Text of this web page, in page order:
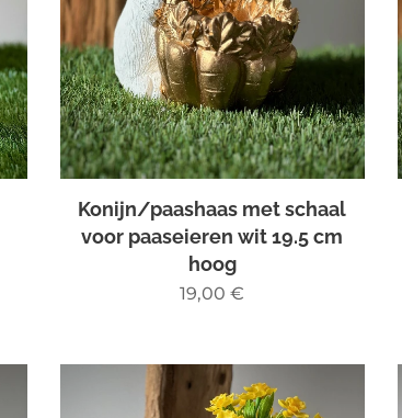
Konijn/paashaas met schaal
voor paaseieren wit 19.5 cm
hoog
19,00 €